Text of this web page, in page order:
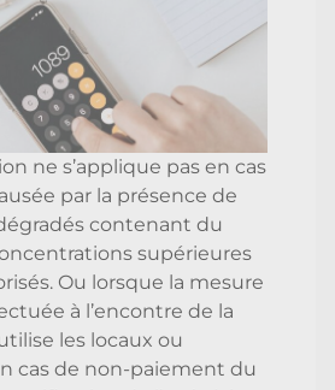
ne s’applique pas en cas
par la présence de
contenant du
supérieures
Ou lorsque la mesure
à l’encontre de la
les locaux ou
cas de non-paiement du